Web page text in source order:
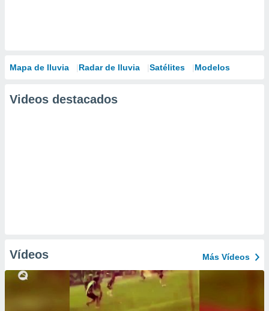
Mapa de lluvia Radar de lluvia Satélites Modelos
Videos destacados
Vídeos Más Vídeos